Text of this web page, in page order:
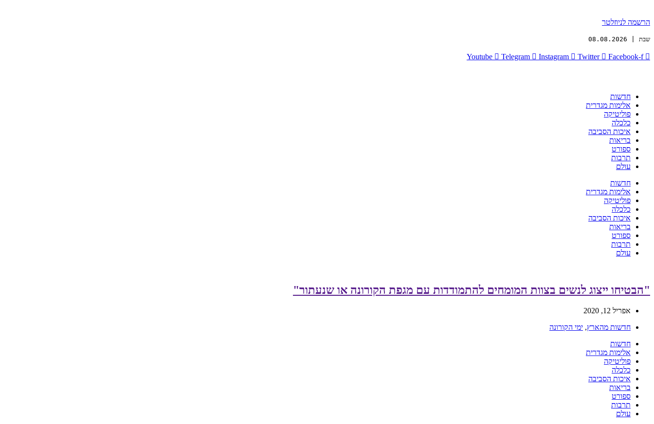
הרשמה לניוזלטר
שבת | 08.08.2026
Youtube Telegram Instagram Twitter Facebook-f
חדשות
אלימות מגדרית
פוליטיקה
כלכלה
איכות הסביבה
בריאות
ספורט
תרבות
עולם
חדשות
אלימות מגדרית
פוליטיקה
כלכלה
איכות הסביבה
בריאות
ספורט
תרבות
עולם
"הבטיחו ייצוג לנשים בצוות המומחים להתמודדות עם מגפת הקורונה או שנעתור"
אפריל 12, 2020
חדשות מהארץ, ימי הקורונה
חדשות
אלימות מגדרית
פוליטיקה
כלכלה
איכות הסביבה
בריאות
ספורט
תרבות
עולם